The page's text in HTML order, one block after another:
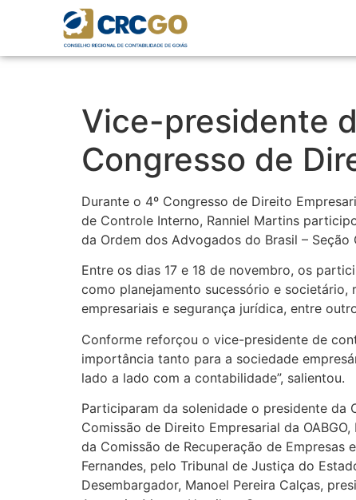
Vice-presidente
Congresso de
Durante o 4º Congresso de Direito
de Controle Interno, Ranniel Martins
da Ordem dos Advogados do Brasil –
Entre os dias 17 e 18 de novembro, os
como planejamento sucessório e
empresariais e segurança jurídica, entre
Conforme reforçou o vice-presidente de
importância tanto para a sociedade
lado a lado com a contabilidade”, salientou.
Participaram da solenidade o presidente da
Comissão de Direito Empresarial da
da Comissão de Recuperação de Empresas
Fernandes, pelo Tribunal de Justiça do
Desembargador, Manoel Pereira Calças,